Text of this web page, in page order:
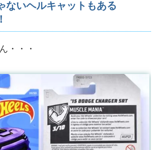
ないヘルキャットもある
・・・